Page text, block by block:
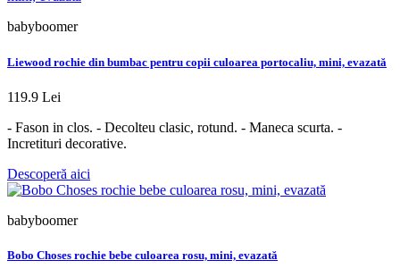
babyboomer
Liewood rochie din bumbac pentru copii culoarea portocaliu, mini, evazată
119.9 Lei
- Fason in clos. - Decolteu clasic, rotund. - Maneca scurta. -
Incretituri decorative.
Descoperă aici
babyboomer
Bobo Choses rochie bebe culoarea rosu, mini, evazată